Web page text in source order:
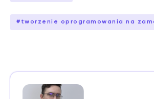
# tworzenie oprogramowania na